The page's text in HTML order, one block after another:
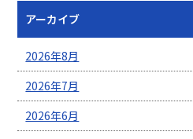
アーカイブ
2026年8月
2026年7月
2026年6月